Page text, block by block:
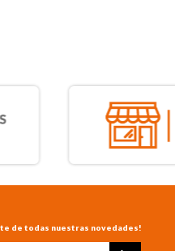
de todas nuestras novedades!